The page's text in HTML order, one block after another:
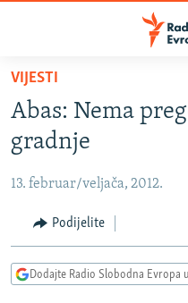
Pređite
glavni
sadržaj
Pređite
na
navigaciju
Pređite
na
VIJESTI
BOSNA I HERCEGOVINA
SRBIJA
KOSOVO
CRNA GORA
VIDEO
PODCASTI
VIJESTI
Abas: Nema
gradnje
13. februar/veljača, 2012.
Podijelite
Dodajte Radio Slobodna Evropa